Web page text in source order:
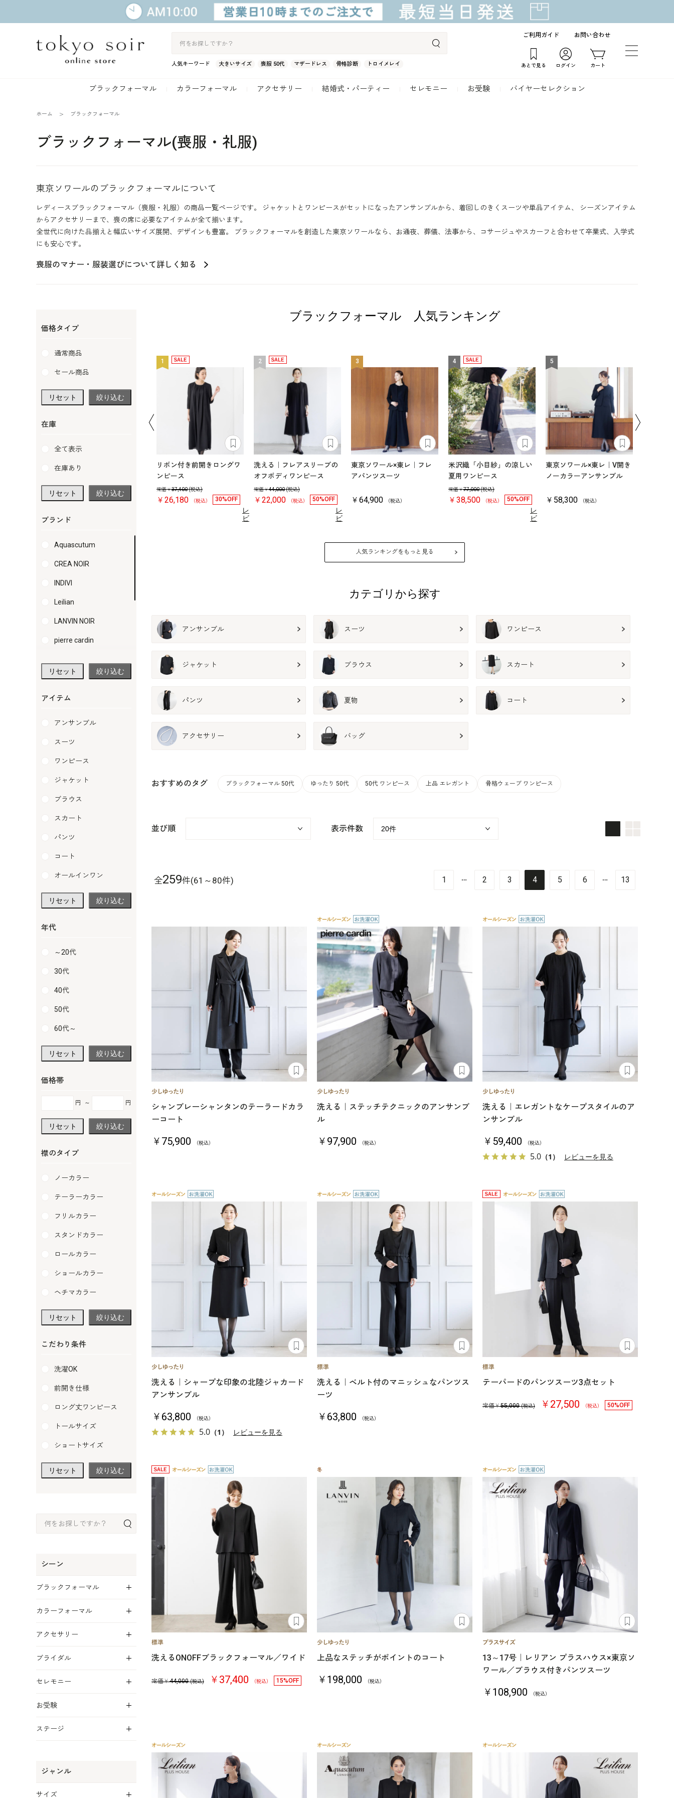
人気キーワード 大きいサイズ 喪服 50代 マザードレス 骨格診断 トロイメレイ
ご利用ガイド お問い合わせ
あとで見る ログイン カート
ブラックフォーマル カラーフォーマル アクセサリー 結婚式・パーティー セレモニー お受験 バイヤーセレクション
ホーム ブラックフォーマル
ブラックフォーマル(喪服・礼服)
東京ソワールのブラックフォーマルについて
レディースブラックフォーマル（喪服・礼服）の商品一覧ページです。 ジャケットとワンピースがセットになったアンサンブルから、着回しのきくスーツや単品アイテム、 シーズンアイテム
からアクセサリーまで、喪の席に必要なアイテムが全て揃います。
全世代に向けた品揃えと幅広いサイズ展開、デザインも豊富。 ブラックフォーマルを創造した東京ソワールなら、お通夜、葬儀、法事から、コサージュやスカーフと合わせて卒業式、入学式
にも安心です。
喪服のマナー・服装選びについて詳しく知る
ブラックフォーマル 人気ランキング
ビ
ュ
洗える｜前開きの夏用ワン
￥88,000（税込）
（7）
1
リボン付き前開きロングワ
ンピース
定価￥37,400(税込)
￥26,180 （税込） 30%OFF
レ
ビ
2
洗える｜フレアスリーブの
オフボディワンピース
定価￥44,000(税込)
￥22,000 （税込） 50%OFF
レ
ビ
を
3
東京ソワール×東レ｜フレ
アパンツスーツ
￥64,900 （税込）
4
米沢織「小目紗」の涼しい
夏用ワンピース
定価￥77,000(税込)
￥38,500 （税込） 50%OFF
レ
ビ
5
東京ソワール×東レ｜V開き
ノーカラーアンサンブル
￥58,300 （税込）
人気ランキングをもっと見る
カテゴリから探す
アンサンブル スーツ ワンピース
ジャケット ブラウス スカート
パンツ 夏物 コート
アクセサリー バッグ
おすすめのタグ ブラックフォーマル 50代 ゆったり 50代 50代 ワンピース 上品 エレガント 骨格ウェーブ ワンピース
並び順 表示件数
全259件(61～80件) 1 2 3 4 5 6 13
シャンブレーシャンタンのテーラードカラ
ーコート
￥75,900 （税込）
洗える｜ステッチテクニックのアンサンブ
ル
￥97,900 （税込）
洗える｜エレガントなケープスタイルのア
ンサンブル
￥59,400 （税込）
5.0（1） レビューを見る
洗える｜シャープな印象の北陸ジャカード
アンサンブル
￥63,800 （税込）
5.0 （1） レビューを見る
洗える｜ベルト付のマニッシュなパンツス
ーツ
￥63,800 （税込）
テーパードのパンツスーツ3点セット
定価￥55,000 (税込) ￥27,500 （税込） 50%OFF
洗えるONOFFブラックフォーマル／ワイド
定価￥44,000 (税込) ￥37,400 （税込） 15%OFF
上品なステッチがポイントのコート
￥198,000 （税込）
13～17号｜レリアン プラスハウス×東京ソ
ワール／ブラウス付きパンツスーツ
￥108,900 （税込）
価格タイプ
通常商品
セール商品
リセット 絞り込む
在庫
全て表示
在庫あり
リセット 絞り込む
ブランド
Aquascutum
CREA NOIR
INDIVI
Leilian
LANVIN NOIR
pierre cardin
TOKYO SOIR
SOIR PERLE
リセット 絞り込む
アイテム
アンサンブル
スーツ
ワンピース
ジャケット
ブラウス
スカート
パンツ
コート
オールインワン
リセット 絞り込む
年代
～20代
30代
40代
50代
60代～
リセット 絞り込む
価格帯
円 ～ 円
リセット 絞り込む
襟のタイプ
ノーカラー
テーラーカラー
フリルカラー
スタンドカラー
ロールカラー
ショールカラー
ヘチマカラー
リセット 絞り込む
こだわり条件
洗濯OK
前開き仕様
ロング丈ワンピース
トールサイズ
ショートサイズ
リセット 絞り込む
シーン
ブラックフォーマル
カラーフォーマル
アクセサリー
ブライダル
セレモニー
お受験
ステージ
ジャンル
サイズ